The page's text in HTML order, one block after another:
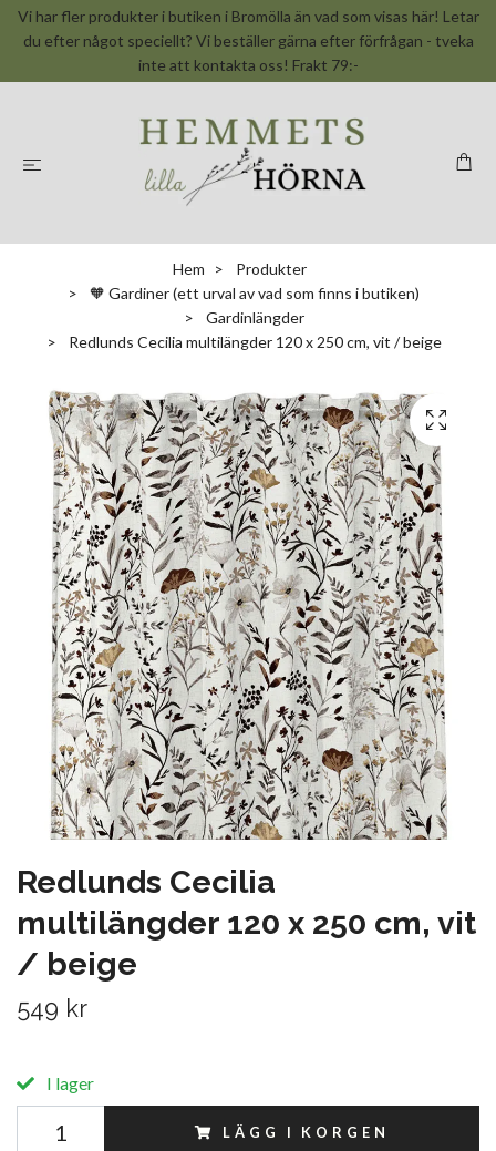
Vi har fler produkter i butiken i Bromölla än vad som visas här! Letar
du efter något speciellt? Vi beställer gärna efter förfrågan - tveka
inte att kontakta oss! Frakt 79:-
Hem
Produkter
🧡 Gardiner (ett urval av vad som finns i butiken)
Gardinlängder
Redlunds Cecilia multilängder 120 x 250 cm, vit / beige
Redlunds Cecilia
multilängder 120 x 250 cm, vit
/ beige
549 kr
I lager
LÄGG I KORGEN